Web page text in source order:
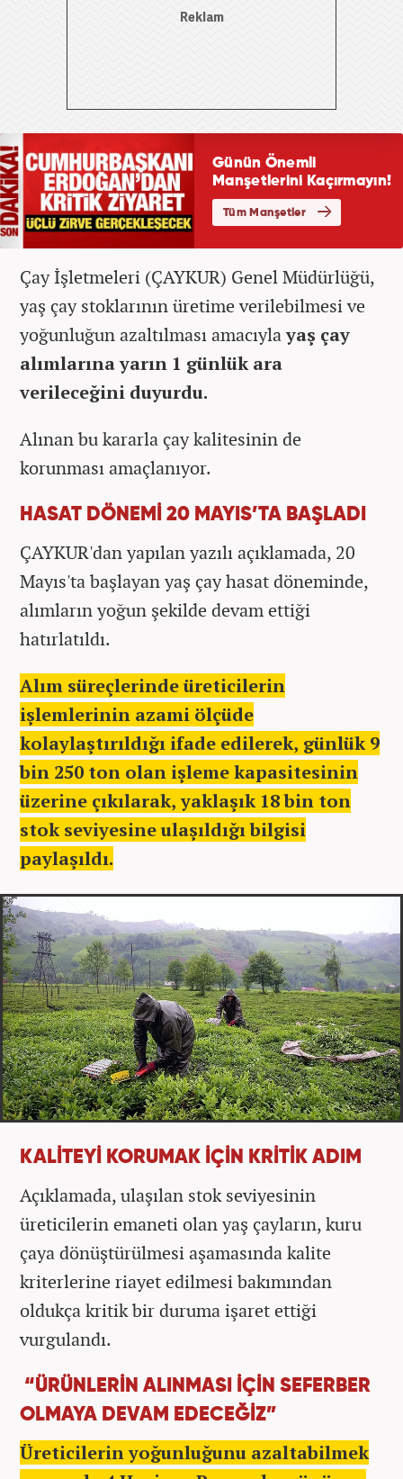
Çay İşletmeleri (ÇAYKUR) Genel Müdürlüğü,
yaş çay stoklarının üretime verilebilmesi ve
yoğunluğun azaltılması amacıylayaş çay
alımlarına yarın 1 günlük ara
verileceğini duyurdu.
Alınan bu kararla çay kalitesinin de
korunması amaçlanıyor.
HASAT DÖNEMİ 20 MAYIS’TA BAŞLADI
ÇAYKUR'dan yapılan yazılı açıklamada, 20
Mayıs'ta başlayan yaş çay hasat döneminde,
alımların yoğun şekilde devam ettiği
hatırlatıldı.
Alım süreçlerinde üreticilerin
işlemlerinin azami ölçüde
kolaylaştırıldığı ifade edilerek, günlük 9
bin 250 ton olan işleme kapasitesinin
üzerine çıkılarak, yaklaşık 18 bin ton
stok seviyesine ulaşıldığı bilgisi
paylaşıldı.
KALİTEYİ KORUMAK İÇİN KRİTİK ADIM
Açıklamada, ulaşılan stok seviyesinin
üreticilerin emaneti olan yaş çayların, kuru
çaya dönüştürülmesi aşamasında kalite
kriterlerine riayet edilmesi bakımından
oldukça kritik bir duruma işaret ettiği
vurgulandı.
“ÜRÜNLERİN ALINMASI İÇİN SEFERBER
OLMAYA DEVAM EDECEĞİZ”
Üreticilerin yoğunluğunu azaltabilmek